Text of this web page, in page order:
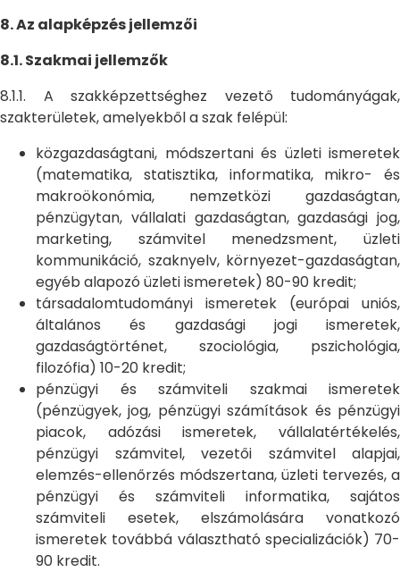
8. Az alapképzés jellemzői
8.1. Szakmai jellemzők
8.1.1. A szakképzettséghez vezető tudományágak,
szakterületek, amelyekből a szak felépül:
közgazdaságtani, módszertani és üzleti ismeretek
(matematika, statisztika, informatika, mikro- és
makroökonómia, nemzetközi gazdaságtan,
pénzügytan, vállalati gazdaságtan, gazdasági jog,
marketing, számvitel menedzsment, üzleti
kommunikáció, szaknyelv, környezet-gazdaságtan,
egyéb alapozó üzleti ismeretek) 80-90 kredit;
társadalomtudományi ismeretek (európai uniós,
általános és gazdasági jogi ismeretek,
gazdaságtörténet, szociológia, pszichológia,
filozófia) 10-20 kredit;
pénzügyi és számviteli szakmai ismeretek
(pénzügyek, jog, pénzügyi számítások és pénzügyi
piacok, adózási ismeretek, vállalatértékelés,
pénzügyi számvitel, vezetői számvitel alapjai,
elemzés-ellenőrzés módszertana, üzleti tervezés, a
pénzügyi és számviteli informatika, sajátos
számviteli esetek, elszámolására vonatkozó
ismeretek továbbá választható specializációk) 70-
90 kredit.